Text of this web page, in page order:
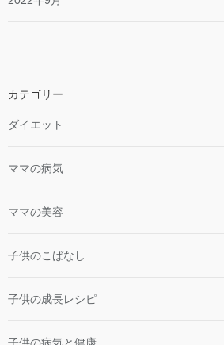
カテゴリー
ダイエット
ママの病気
ママの美容
子供のこばなし
子供の成長レシピ
子供の病気と健康